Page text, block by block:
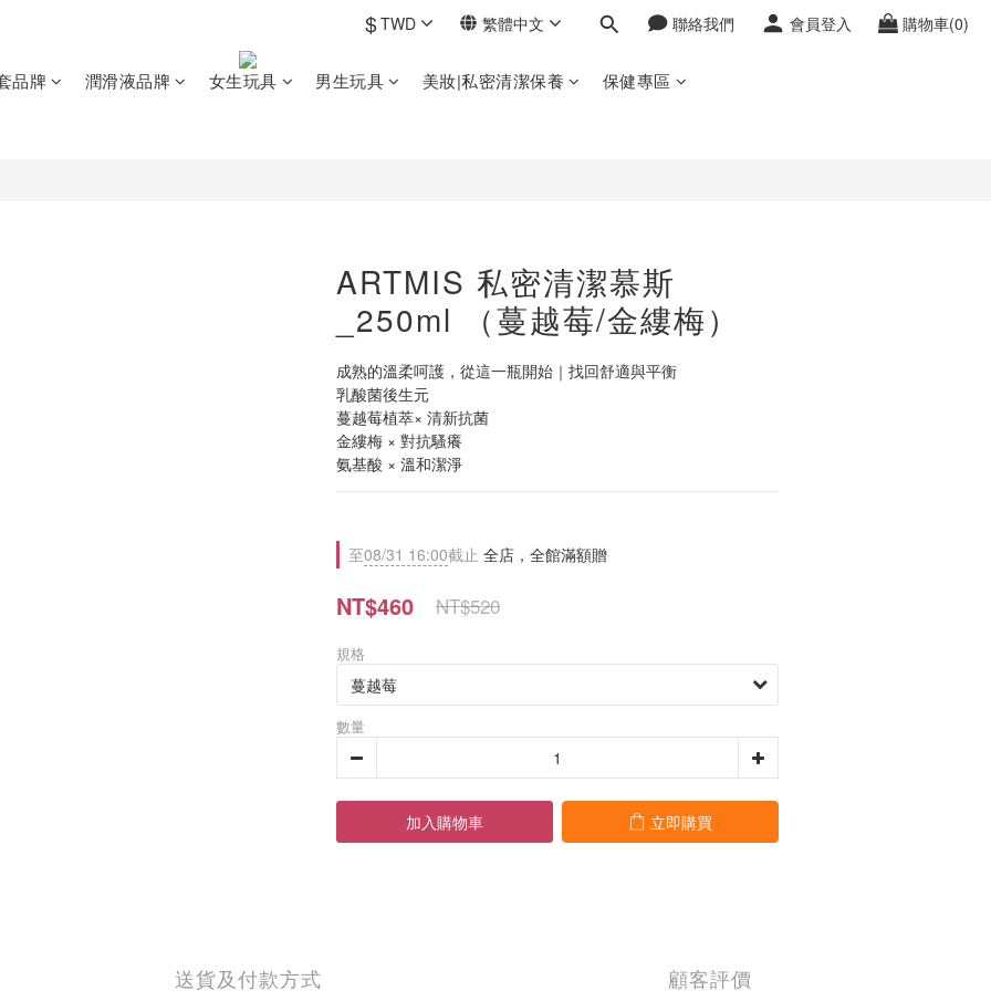
$TWD 繁體中文 聯絡我們 會員登入 購物車(0)
品牌 潤滑液品牌 女生玩具 男生玩具 美妝|私密清潔保養 保健專區
ARTMIS 私密清潔慕斯
_250ml （蔓越莓/金縷梅）
成熟的溫柔呵護，從這一瓶開始｜找回舒適與平衡
乳酸菌後生元
蔓越莓植萃× 清新抗菌
金縷梅 × 對抗騷癢
氨基酸 × 溫和潔淨
至08/31 16:00截止 全店，全館滿額贈
NT$460 NT$520
規格
數量
加入購物車 立即購買
送貨及付款方式 顧客評價
立即購買